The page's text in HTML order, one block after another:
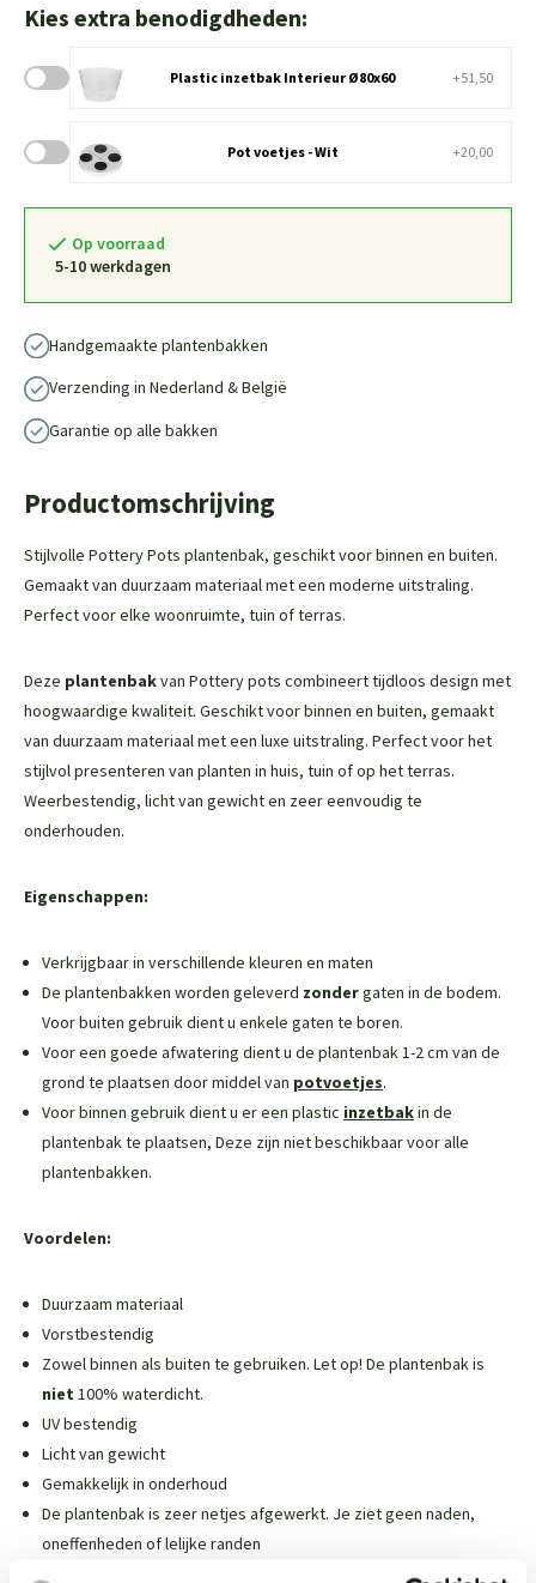
Kies extra benodigdheden:
Plastic inzetbak Interieur Ø80x60 +51,50
Pot voetjes - Wit +20,00
Op voorraad
5-10 werkdagen
Handgemaakte plantenbakken
Verzending in Nederland & België
Garantie op alle bakken
Productomschrijving
Stijlvolle Pottery Pots plantenbak, geschikt voor binnen en buiten.
Gemaakt van duurzaam materiaal met een moderne uitstraling.
Perfect voor elke woonruimte, tuin of terras.
Deze plantenbakvan Pottery pots combineert tijdloos design met
hoogwaardige kwaliteit. Geschikt voor binnen en buiten, gemaakt
van duurzaam materiaal met een luxe uitstraling. Perfect voor het
stijlvol presenteren van planten in huis, tuin of op het terras.
Weerbestendig, licht van gewicht en zeer eenvoudig te
onderhouden.
Eigenschappen:
Verkrijgbaar in verschillende kleuren en maten
De plantenbakken worden geleverd zondergaten in de bodem.
Voor buiten gebruik dient u enkele gaten te boren.
Voor een goede afwatering dient u de plantenbak 1-2 cm van de
grond te plaatsen door middel van potvoetjes.
Voor binnen gebruik dient u er een plastic inzetbakin de
plantenbak te plaatsen, Deze zijn niet beschikbaar voor alle
plantenbakken.
Voordelen:
Duurzaam materiaal
Vorstbestendig
Zowel binnen als buiten te gebruiken. Let op! De plantenbak is
niet 100% waterdicht.
UV bestendig
Licht van gewicht
Gemakkelijk in onderhoud
De plantenbak is zeer netjes afgewerkt. Je ziet geen naden,
oneffenheden of lelijke randen